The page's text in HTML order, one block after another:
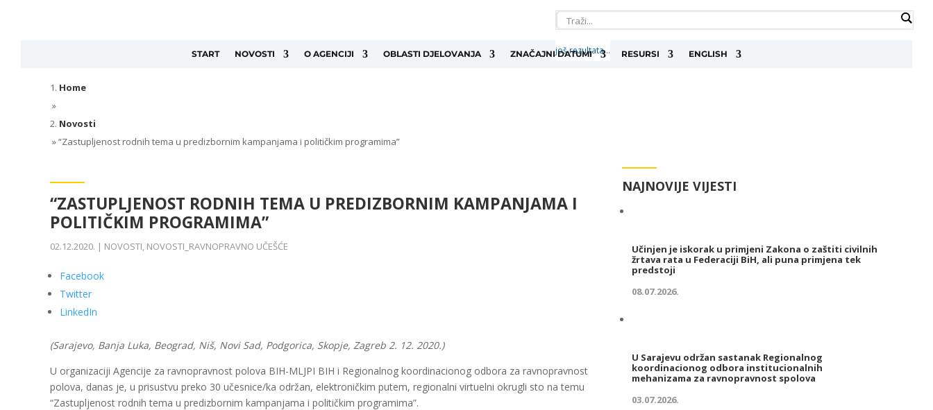
još rezultata...
START NOVOSTI O AGENCIJI OBLASTI DJELOVANJA ZNAČAJNI DATUMI RESURSI ENGLISH
Home
»
Novosti
»“Zastupljenost rodnih tema u predizbornim kampanjama i političkim programima”
“ZASTUPLJENOST RODNIH TEMA U PREDIZBORNIM KAMPANJAMA I
POLITIČKIM PROGRAMIMA”
02.12.2020. | NOVOSTI, NOVOSTI_RAVNOPRAVNO UČEŠĆE
Facebook
Twitter
LinkedIn
(Sarajevo, Banja Luka, Beograd, Niš, Novi Sad, Podgorica, Skopje, Zagreb 2. 12. 2020.)
U organizaciji Agencije za ravnopravnost polova BIH-MLJPI BIH i Regionalnog koordinacionog odbora za ravnopravnost
polova, danas je, u prisustvu preko 30 učesnice/ka održan, elektroničkim putem, regionalni virtuelni okrugli sto na temu
“Zastupljenost rodnih tema u predizbornim kampanjama i političkim programima”.
NAJNOVIJE VIJESTI
Učinjen je iskorak u primjeni Zakona o zaštiti civilnih
žrtava rata u Federaciji BiH, ali puna primjena tek
predstoji
08.07.2026.
U Sarajevu održan sastanak Regionalnog
koordinacionog odbora institucionalnih
mehanizama za ravnopravnost spolova
03.07.2026.